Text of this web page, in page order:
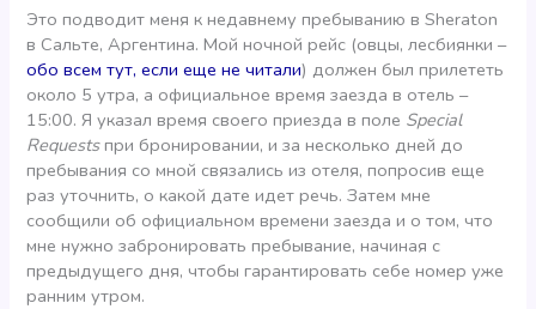
Это подводит меня к недавнему пребыванию в Sheraton
в Сальте, Аргентина. Мой ночной рейс (овцы, лесбиянки –
обо всем тут, если еще не читали) должен был прилететь
около 5 утра, а официальное время заезда в отель –
15:00. Я указал время своего приезда в поле Special
Requestsпри бронировании, и за несколько дней до
пребывания со мной связались из отеля, попросив еще
раз уточнить, о какой дате идет речь. Затем мне
сообщили об официальном времени заезда и о том, что
мне нужно забронировать пребывание, начиная с
предыдущего дня, чтобы гарантировать себе номер уже
ранним утром.